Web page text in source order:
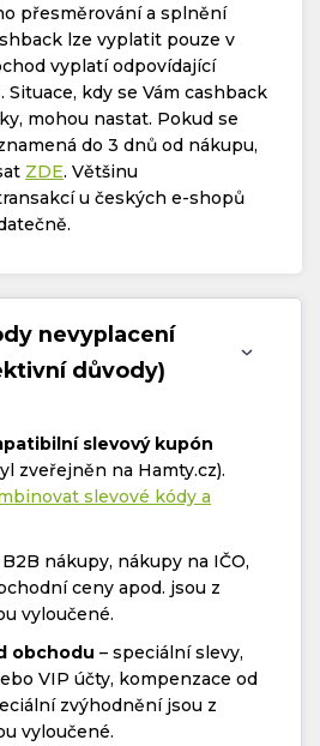
přesměrování a splnění
lze vyplatit pouze v
vyplatí odpovídající
Situace, kdy se Vám cashback
mohou nastat. Pokud se
do 3 dnů od nákupu,
ZDE. Většinu
u českých e-shopů
nevyplacení
důvody)
slevový kupón
zveřejněn na Hamty.cz).
slevové kódy a
nákupy, nákupy na IČO,
ceny apod. jsou z
vyloučené.
obchodu – speciální slevy,
VIP účty, kompenzace od
zvýhodnění jsou z
vyloučené.